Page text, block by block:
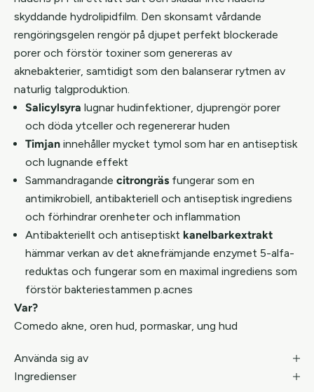
skyddande hydrolipidfilm. Den skonsamt vårdande
rengöringsgelen rengör på djupet perfekt blockerade
porer och förstör toxiner som genereras av
aknebakterier, samtidigt som den balanserar rytmen av
naturlig talgproduktion.
Salicylsyra lugnar hudinfektioner, djuprengör porer
och döda ytceller och regenererar huden
Timjan innehåller mycket tymol som har en antiseptisk
och lugnande effekt
Sammandragande citrongräs fungerar som en
antimikrobiell, antibakteriell och antiseptisk ingrediens
och förhindrar orenheter och inflammation
Antibakteriellt och antiseptiskt kanelbarkextrakt
hämmar verkan av det aknefrämjande enzymet 5-alfa-
reduktas och fungerar som en maximal ingrediens som
förstör bakteriestammen p.acnes
Var?
Comedo akne, oren hud, pormaskar, ung hud
Använda sig av
Ingredienser